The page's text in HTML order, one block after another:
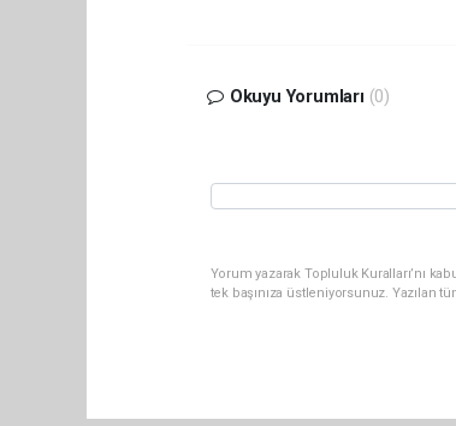
Okuyu Yorumları (0)
Yorum yazarak Topluluk Kuralları’nı
tek başınıza üstleniyorsunuz.